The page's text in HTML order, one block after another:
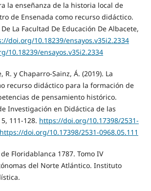
la enseñanza de la historia local de
de Ensenada como recurso didáctico.
De La Facultad De Educación De Albacete,
doi.org/10.18239/ensayos.v35i2.2334
10.18239/ensayos.v35i2.2334
R. y Chaparro-Sainz, Á. (2019). La
recurso didáctico para la formación de
de pensamiento histórico.
Investigación en Didáctica de las
111-128. https://doi.org/10.17398/2531-
https://doi.org/10.17398/2531-0968.05.111
Floridablanca 1787. Tomo IV
del Norte Atlántico. Instituto